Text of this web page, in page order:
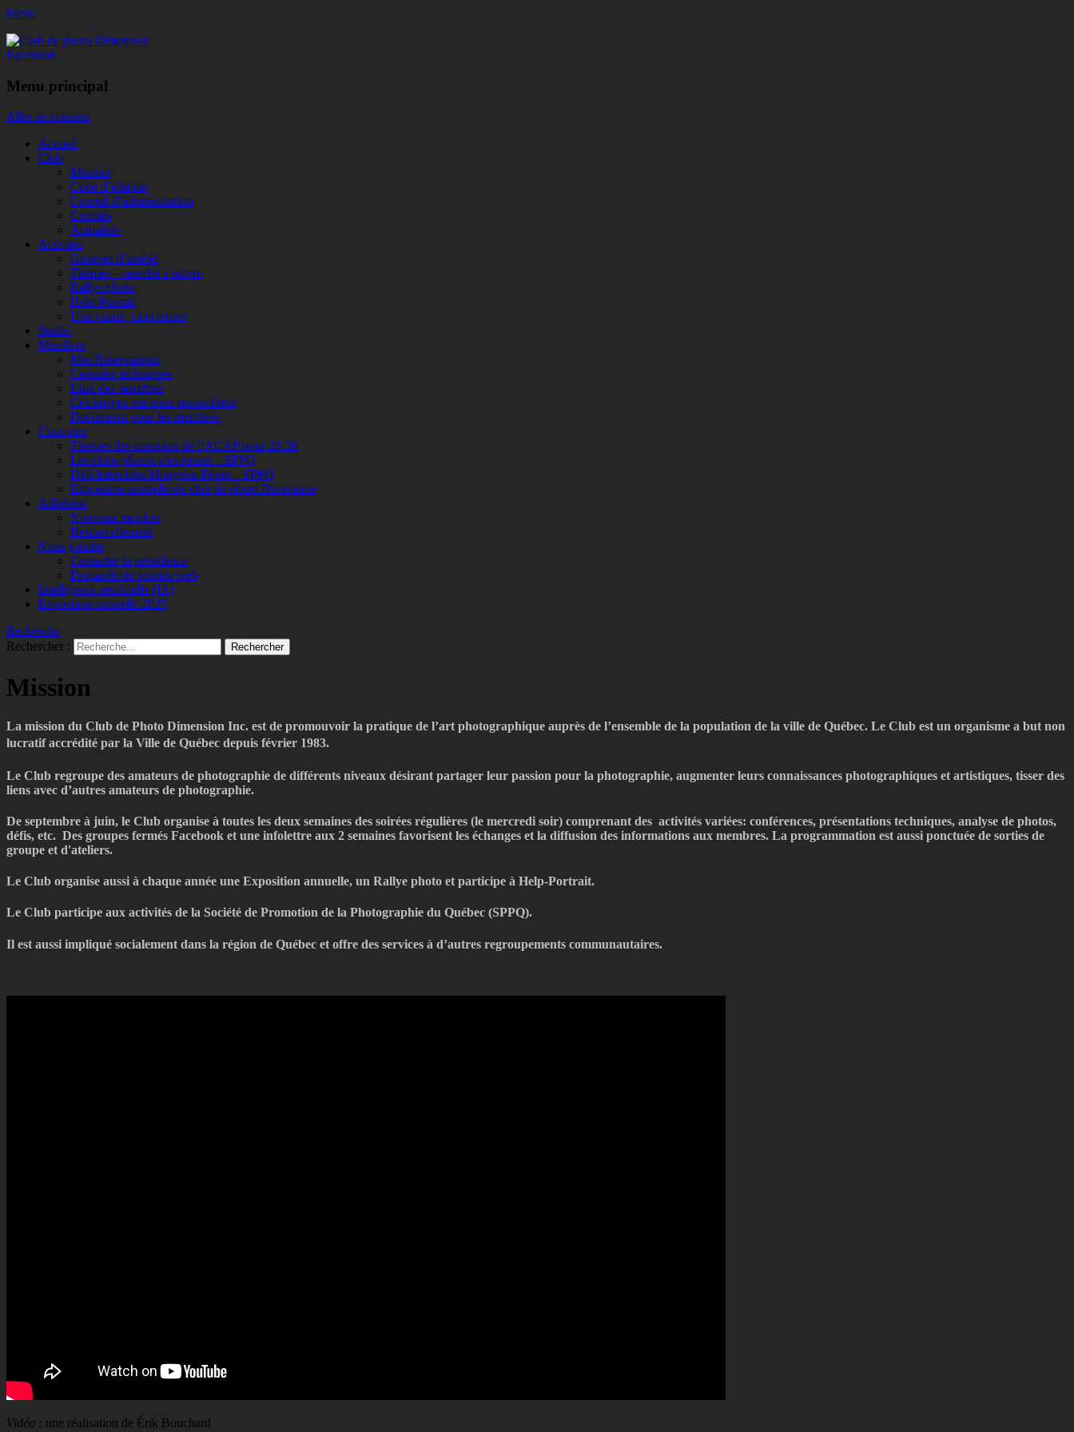
Menu
Club de photo Dimension
Facebook
Menu principal
Aller au contenu
Accueil
Club
Mission
Code d’éthique
Conseil d’administration
Comités
Actualités
Activités
Groupes d’intérêt
Thèmes – marche à suivre
Rallye photo
Help-Portrait
Une vision, cinq temps
Studio
Membres
Mes Réservations
Capsules techniques
Liste des membres
Ces images qui nous ressemblent
Documents pour les membres
Concours
Thèmes des concours de l’ACAP pour 25-26
Les clubs photos s’exposent – SPPQ
Défi Interclubs Mongeon-Pépin – SPPQ
Exposition annuelle du club de photo Dimension
Adhésion
Nouveau membre
Renouvellement
Nous joindre
Contacter la présidence
Demande de soutien web
Intelligence artificielle (IA)
Exposition annuelle 2025
Recherche
Rechercher :
Mission
La mission du Club de Photo Dimension Inc. est de promouvoir la pratique de l’art photographique auprès de l’ensemble de la population de la ville de Québec. Le Club est un organisme a but non
lucratif accrédité par la Ville de Québec depuis février 1983.
Le Club regroupe des amateurs de photographie de différents niveaux désirant partager leur passion pour la photographie, augmenter leurs connaissances photographiques et artistiques, tisser des
liens avec d’autres amateurs de photographie.
De septembre à juin, le Club organise à toutes les deux semaines des soirées régulières (le mercredi soir) comprenant des activités variées: conférences, présentations techniques, analyse de photos,
défis, etc. Des groupes fermés Facebook et une infolettre aux 2 semaines favorisent les échanges et la diffusion des informations aux membres. La programmation est aussi ponctuée de sorties de
groupe et d'ateliers.
Le Club organise aussi à chaque année une Exposition annuelle, un Rallye photo et participe à Help-Portrait.
Le Club participe aux activités de la Société de Promotion de la Photographie du Québec (SPPQ).
Il est aussi impliqué socialement dans la région de Québec et offre des services à d’autres regroupements communautaires.
Vidéo : une réalisation de Érik Bouchard